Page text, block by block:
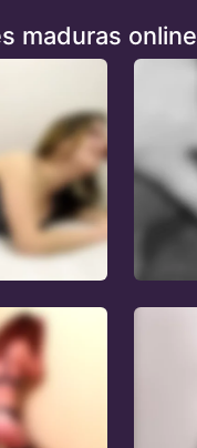
maduras online